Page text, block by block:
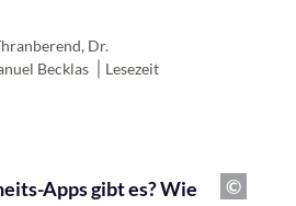
, Dr.
Becklas
Lesezeit
Apps gibt es? Wie